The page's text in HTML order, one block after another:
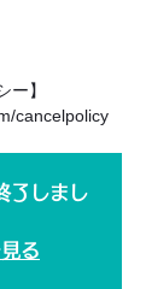
ー】
cancelpolicy
了しまし
る